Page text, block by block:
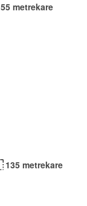
55 metrekare
135 metrekare